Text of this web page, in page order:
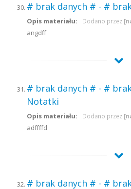
# brak danych # - #
Dodano przez
Opis materiału:
angdff
# brak danych # - #
Notatki
Dodano przez
Opis materiału:
adffffd
# brak danych # - #